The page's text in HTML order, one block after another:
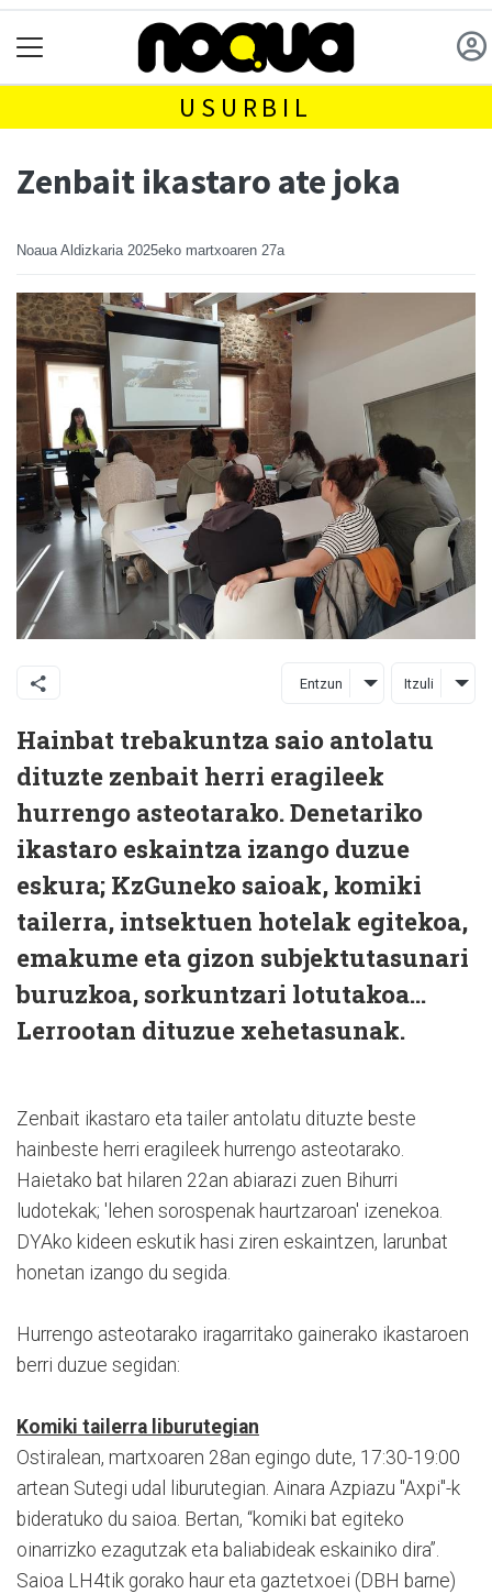
USURBIL
Zenbait ikastaro ate joka
Noaua Aldizkaria 2025eko martxoaren 27a
Entzun Itzuli
Hainbat trebakuntza saio antolatu
dituzte zenbait herri eragileek
hurrengo asteotarako. Denetariko
ikastaro eskaintza izango duzue
eskura; KzGuneko saioak, komiki
tailerra, intsektuen hotelak egitekoa,
emakume eta gizon subjektutasunari
buruzkoa, sorkuntzari lotutakoa...
Lerrootan dituzue xehetasunak.
Zenbait ikastaro eta tailer antolatu dituzte beste
hainbeste herri eragileek hurrengo asteotarako.
Haietako bat hilaren 22an abiarazi zuen Bihurri
ludotekak; 'lehen sorospenak haurtzaroan' izenekoa.
DYAko kideen eskutik hasi ziren eskaintzen, larunbat
honetan izango du segida.
Hurrengo asteotarako iragarritako gainerako ikastaroen
berri duzue segidan:
Komiki tailerra liburutegian
Ostiralean, martxoaren 28an egingo dute, 17:30-19:00
artean Sutegi udal liburutegian. Ainara Azpiazu "Axpi"-k
bideratuko du saioa. Bertan, “komiki bat egiteko
oinarrizko ezagutzak eta baliabideak eskainiko dira”.
Saioa LH4tik gorako haur eta gaztetxoei (DBH barne)